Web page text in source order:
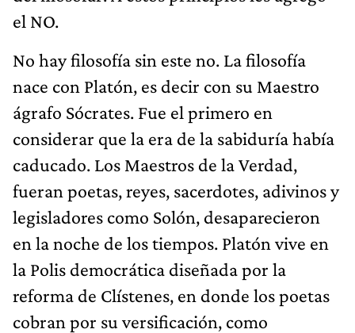
el NO.
No hay filosofía sin este no. La filosofía
nace con Platón, es decir con su Maestro
ágrafo Sócrates. Fue el primero en
considerar que la era de la sabiduría había
caducado. Los Maestros de la Verdad,
fueran poetas, reyes, sacerdotes, adivinos y
legisladores como Solón, desaparecieron
en la noche de los tiempos. Platón vive en
la Polis democrática diseñada por la
reforma de Clístenes, en donde los poetas
cobran por su versificación, como